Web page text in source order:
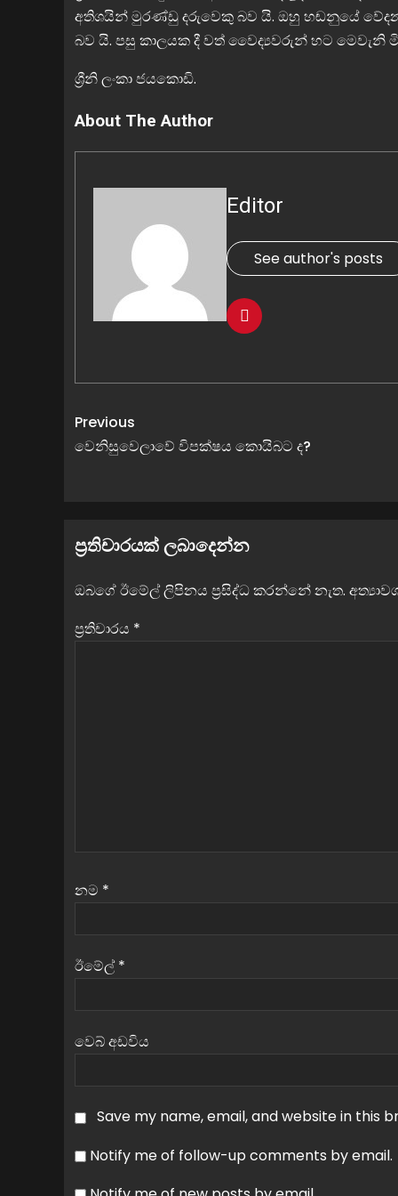
අතිශයින් මුරණ්ඩු දරුවෙකු බව යි. ඔහු හඬනුයේ
බව යි. පසු කාලයක දී වත් වෛද්‍යවරුන් හට මෙවැනි
ශ්‍රීනි ලංකා ජයකොඩි.
About The Author
Editor
See author's posts
Previous
වෙනිසුවෙලාවේ විපක්ෂය කොයිබට ද?
ප්‍රතිචාරයක් ලබාදෙන්න
ඔබගේ ඊමේල් ලිපිනය ප්‍රසිද්ධ කරන්නේ නැත.
ප්‍රතිචාරය *
නම *
ඊමේල් *
වෙබ් අඩවිය
Save my name, email, and website in this
Notify me of follow-up comments by email.